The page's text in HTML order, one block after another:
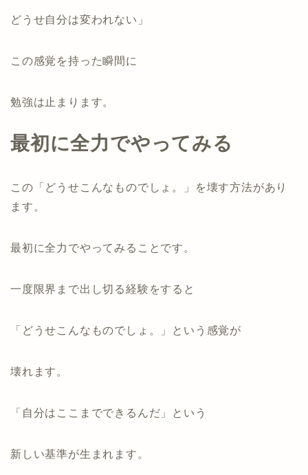
どうせ自分は変われない」
この感覚を持った瞬間に
勉強は止まります。
最初に全力でやってみる
この「どうせこんなものでしょ。」を壊す方法があり
ます。
最初に全力でやってみることです。
一度限界まで出し切る経験をすると
「どうせこんなものでしょ。」という感覚が
壊れます。
「自分はここまでできるんだ」 という
新しい基準が生まれます。